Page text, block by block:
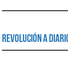
Revolución a